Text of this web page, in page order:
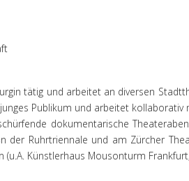
tätig und arbeitet an diversen
Publikum und arbeitet
dokumentarische
der Ruhrtriennale und am Zürcher
Künstlerhaus Mousonturm